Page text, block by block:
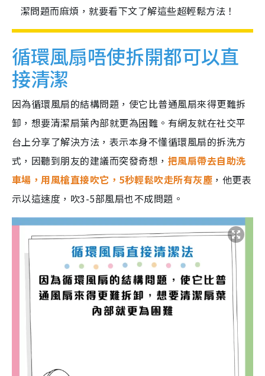
潔問題而麻煩，就要看下文了解這些超輕鬆方法！
循環風扇唔使拆開都可以直
接清潔
因為循環風扇的結構問題，使它比普通風扇來得更難拆
卸，想要清潔扇葉內部就更為困難。有網友就在社交平
台上分享了解決方法，表示本身不懂循環風扇的拆洗方
式，因聽到朋友的建議而突發奇想， 把風扇帶去自助洗
車場，用風槍直接吹它，5秒輕鬆吹走所有灰塵 ，他更表
示以這速度，吹3-5部風扇也不成問題。